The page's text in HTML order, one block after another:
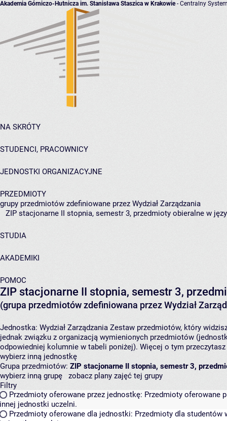
Akademia Górniczo-Hutnicza im. Stanisława Staszica w Krakowie- Centralny
NA SKRÓTY
STUDENCI, PRACOWNICY
JEDNOSTKI ORGANIZACYJNE
PRZEDMIOTY
grupy przedmiotów zdefiniowane przez Wydział Zarządzania
ZIP stacjonarne II stopnia, semestr 3, przedmioty obieralne w
STUDIA
AKADEMIKI
POMOC
ZIP stacjonarne II stopnia, semestr 3,
(grupa przedmiotów zdefiniowana przez Wydział
Jednostka: Wydział Zarządzania Zestaw przedmiotów, który
jednak związku z organizacją wymienionych przedmiotów
odpowiedniej kolumnie w tabeli poniżej). Więcej o tym
wybierz inną jednostkę
Grupa przedmiotów: ZIP stacjonarne II stopnia, semestr 3,
wybierz inną grupę
zobacz plany zajęć tej grupy
Filtry
Przedmioty oferowane przez jednostkę: Przedmioty oferowane
innej jednostki uczelni.
Przedmioty oferowane dla jednostki: Przedmioty dla studentów